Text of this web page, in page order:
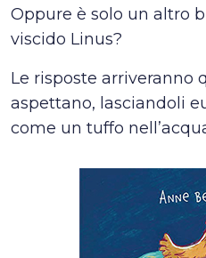
Oppure è solo un altro
viscido Linus?
Le risposte arriveranno
aspettano, lasciandoli
come un tuffo